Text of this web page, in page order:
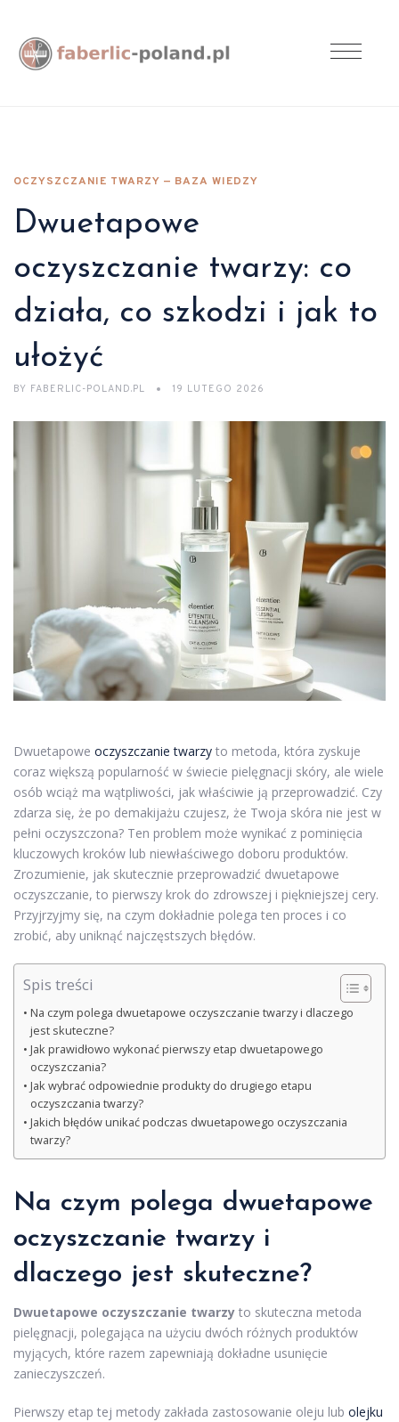
OCZYSZCZANIE TWARZY — BAZA WIEDZY
Dwuetapowe
oczyszczanie twarzy: co
działa, co szkodzi i jak to
ułożyć
BY FABERLIC-POLAND.PL 19 LUTEGO 2026
Dwuetapowe oczyszczanie twarzy to metoda, która zyskuje
coraz większą popularność w świecie pielęgnacji skóry, ale wiele
osób wciąż ma wątpliwości, jak właściwie ją przeprowadzić. Czy
zdarza się, że po demakijażu czujesz, że Twoja skóra nie jest w
pełni oczyszczona? Ten problem może wynikać z pominięcia
kluczowych kroków lub niewłaściwego doboru produktów.
Zrozumienie, jak skutecznie przeprowadzić dwuetapowe
oczyszczanie, to pierwszy krok do zdrowszej i piękniejszej cery.
Przyjrzyjmy się, na czym dokładnie polega ten proces i co
zrobić, aby uniknąć najczęstszych błędów.
Spis treści
Na czym polega dwuetapowe oczyszczanie twarzy i dlaczego
jest skuteczne?
Jak prawidłowo wykonać pierwszy etap dwuetapowego
oczyszczania?
Jak wybrać odpowiednie produkty do drugiego etapu
oczyszczania twarzy?
Jakich błędów unikać podczas dwuetapowego oczyszczania
twarzy?
Na czym polega dwuetapowe
oczyszczanie twarzy i
dlaczego jest skuteczne?
Dwuetapowe oczyszczanie twarzy to skuteczna metoda
pielęgnacji, polegająca na użyciu dwóch różnych produktów
myjących, które razem zapewniają dokładne usunięcie
zanieczyszczeń.
Pierwszy etap tej metody zakłada zastosowanie oleju lub olejku